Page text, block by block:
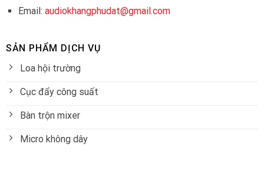
Email: audiokhangphudat@gmail.com
SẢN PHẨM DỊCH VỤ
Loa hội trường
Cục đẩy công suất
Bàn trộn mixer
Micro không dây